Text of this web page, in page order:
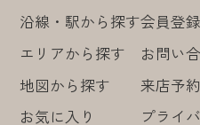
沿線・駅から探す
エリアから探す
地図から探す
お気に入り
会員登録
お問い
来店予約
プライ